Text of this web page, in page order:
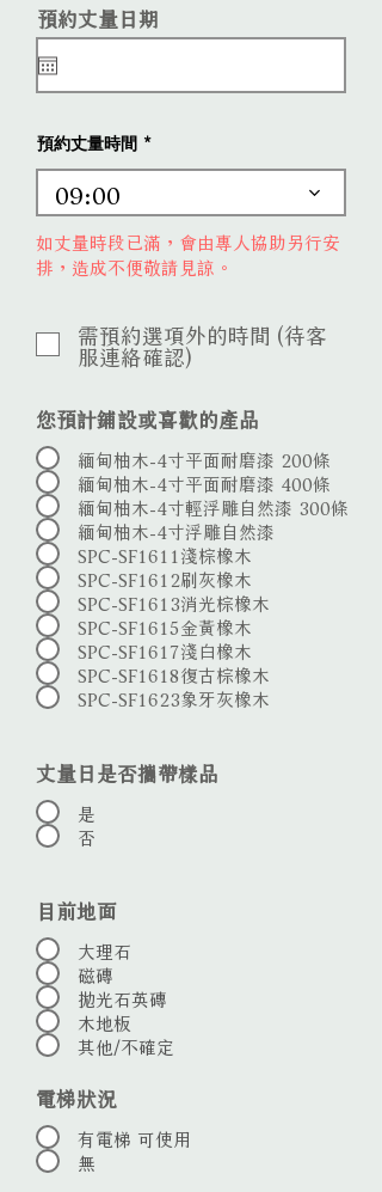
預約丈量日期
e
i
預約丈量時間
09:00
如丈量時段已滿，會由專人協助另行安
排，造成不便敬請見諒。
需預約選項外的時間 (待客
服連絡確認)
您預計鋪設或喜歡的產品
緬甸柚木-4寸平面耐磨漆 200條
緬甸柚木-4寸平面耐磨漆 400條
緬甸柚木-4寸輕浮雕自然漆 300條
緬甸柚木-4寸浮雕自然漆
SPC-SF1611淺棕橡木
SPC-SF1612刷灰橡木
SPC-SF1613消光棕橡木
SPC-SF1615金黃橡木
SPC-SF1617淺白橡木
SPC-SF1618復古棕橡木
SPC-SF1623象牙灰橡木
丈量日是否攜帶樣品
是
否
目前地面
大理石
磁磚
拋光石英磚
木地板
其他/不確定
電梯狀況
有電梯 可使用
無